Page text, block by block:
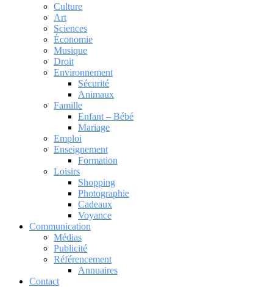
Culture
Art
Sciences
Économie
Musique
Droit
Environnement
Sécurité
Animaux
Famille
Enfant – Bébé
Mariage
Emploi
Enseignement
Formation
Loisirs
Shopping
Photographie
Cadeaux
Voyance
Communication
Médias
Publicité
Référencement
Annuaires
Contact